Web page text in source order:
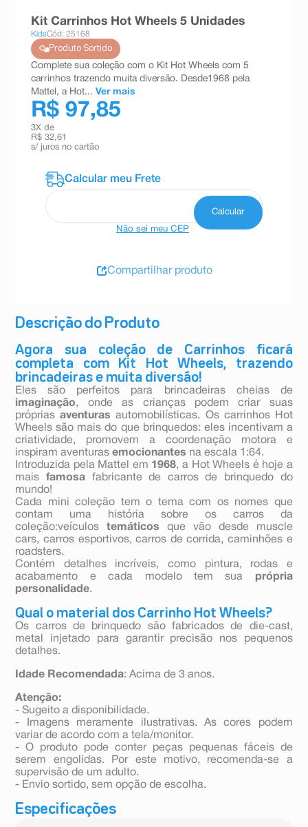
Descrição do Produto
Agora sua coleção de Carrinhos ficará
completa com Kit Hot Wheels, trazendo
brincadeiras e muita diversão!
Eles são perfeitos para brincadeiras cheias de
imaginação, onde as crianças podem criar suas
própriasaventuras automobilísticas. Os carrinhos Hot
Wheels são mais do que brinquedos: eles incentivam a
criatividade, promovem a coordenação motora e
inspiram aventurasemocionantes na escala 1:64.
Introduzida pela Mattel em 1968, a Hot Wheels é hoje a
mais famosa fabricante de carros de brinquedo do
mundo!
Cada mini coleção tem o tema com os nomes que
contam uma história sobre os carros da
coleção:veículostemáticos que vão desde muscle
cars, carros esportivos, carros de corrida, caminhões e
roadsters.
Contém detalhes incríveis, como pintura, rodas e
acabamento e cada modelo tem sua própria
personalidade.
Qual o material dos Carrinho Hot Wheels?
Os carros de brinquedo são fabricados de die-cast,
metal injetado para garantir precisão nos pequenos
detalhes.
Idade Recomendada: Acima de 3 anos.
Atenção:
- Sugeito a disponibilidade.
- Imagens meramente ilustrativas. As cores podem
variar de acordo com a tela/monitor.
- O produto pode conter peças pequenas fáceis de
serem engolidas. Por este motivo, recomenda-se a
supervisão de um adulto.
- Envio sortido, sem opção de escolha.
Especificações
Kit Carrinhos Hot Wheels 5 Unidades
KidsCód: 25168
Produto Sortido
Complete sua coleção com o Kit Hot Wheels com 5
carrinhos trazendo muita diversão. Desde1968 pela
Mattel, a Hot... Ver mais
R$ 97,85
3X de
R$ 32,61
s/ juros no cartão
Não sei meu CEP
Compartilhar produto
teste gravidez
esmalte
10ºabsorvente